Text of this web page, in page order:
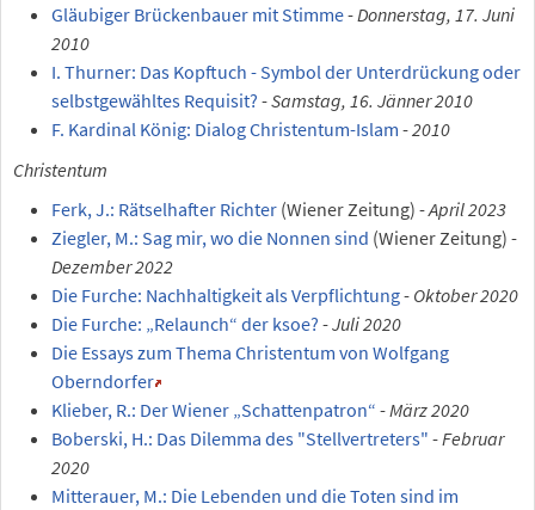
Gläubiger Brückenbauer mit Stimme-Donnerstag, 17. Juni
2010
I. Thurner: Das Kopftuch - Symbol der Unterdrückung oder
selbstgewähltes Requisit? -Samstag, 16. Jänner 2010
F. Kardinal König: Dialog Christentum-Islam -2010
Christentum
Ferk, J.: Rätselhafter Richter (Wiener Zeitung) -April 2023
Ziegler, M.: Sag mir, wo die Nonnen sind (Wiener Zeitung) -
Dezember 2022
Die Furche: Nachhaltigkeit als Verpflichtung- Oktober 2020
Die Furche: „Relaunch“ der ksoe? -Juli 2020
Die Essays zum Thema Christentum von Wolfgang
Oberndorfer
Klieber, R.: Der Wiener „Schattenpatron“ -März 2020
Boberski, H.: Das Dilemma des "Stellvertreters" -Februar
2020
Mitterauer, M.: Die Lebenden und die Toten sind im